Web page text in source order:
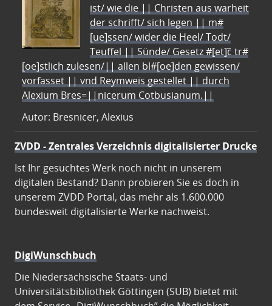
ist/ wie die || Christen aus warheit
der schrifft/ sich legen || m#
[ue]ssen/ wider die Heel/ Todt/
Teuffel || Sünde/ Gesetz #[et]c̃ tr#
[oe]stlich zulesen/|| allen bl#[oe]den gewissen/
vorfasset || vnd Reymweis gestellet || durch
Alexium Bres=||nicerum Cotbusianum.||
Autor: Bresnicer, Alexius
ZVDD - Zentrales Verzeichnis digitalisierter Drucke
Ist Ihr gesuchtes Werk noch nicht in unserem
digitalen Bestand? Dann probieren Sie es doch in
unserem ZVDD Portal, das mehr als 1.600.000
bundesweit digitalisierte Werke nachweist.
DigiWunschbuch
Die Niedersächsische Staats- und
Universitätsbibliothek Göttingen (SUB) bietet mit